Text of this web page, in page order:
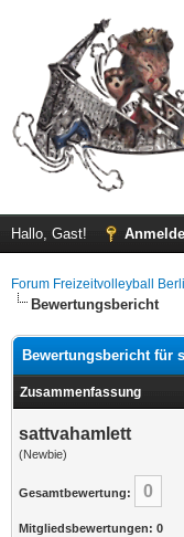
Hallo, Gast!
Forum Freizeitvolleyball
Bewertungsbericht
Bewertungsbericht für
Zusammenfassung
sattvahamlett
(Newbie)
Gesamtbewertung: 0
Mitgliedsbewertungen: 0